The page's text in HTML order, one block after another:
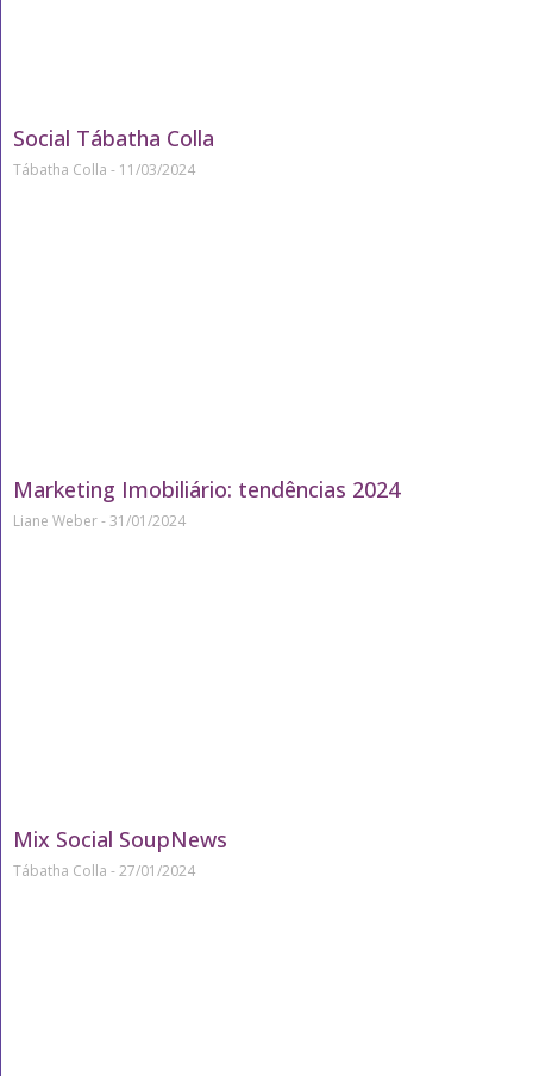
Social Tábatha Colla
Tábatha Colla 11/03/2024
Marketing Imobiliário: tendências 2024
Liane Weber 31/01/2024
Mix Social SoupNews
Tábatha Colla 27/01/2024